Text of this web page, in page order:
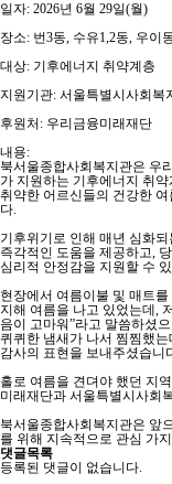
일자: 2026년 6월 29일(월)
장소: 번3동, 수유1,2동, 우이
대상: 기후에너지 취약계층
지원기관: 서울특별시사회복
후원처: 우리금융미래재단
내용:
북서울종합사회복지관은 우
가 지원하는 기후에너지 취
취약한 어르신들의 건강한
다.
기후위기로 인해 매년 심화
즉각적인 도움을 제공하고,
심리적 안정감을 지원할 수
현장에서 여름이불 및 매트
지해 여름을 나고 있었는데,
음이 고마워”라고 말씀하셨
퀴퀴한 냄새가 나서 찜찜했
감사의 표현을 보내주셨습니
홀로 여름을 견뎌야 했던 지
미래재단과 서울특별시사회
북서울종합사회복지관은 앞
를 위해 지속적으로 관심 가
댓글목록
등록된 댓글이 없습니다.